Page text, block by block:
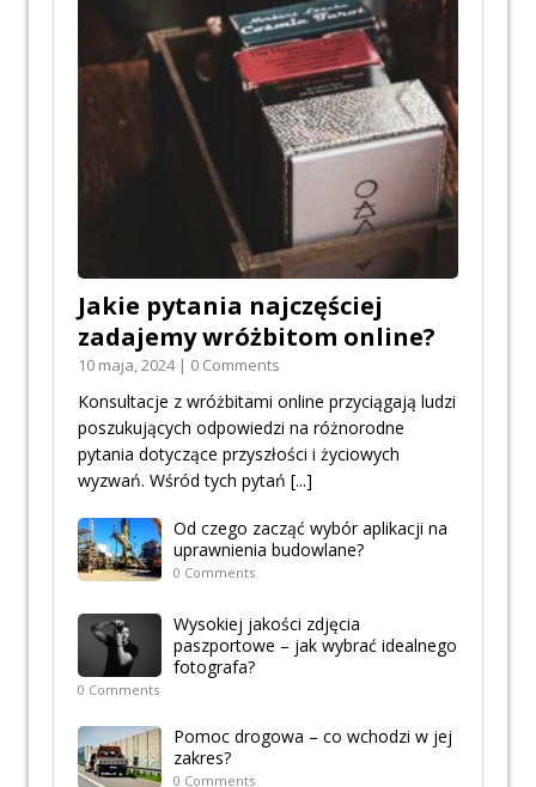
Jakie pytania najczęściej
zadajemy wróżbitom online?
10 maja, 2024 | 0 Comments
Konsultacje z wróżbitami online przyciągają ludzi
poszukujących odpowiedzi na różnorodne
pytania dotyczące przyszłości i życiowych
wyzwań. Wśród tych pytań [...]
Od czego zacząć wybór aplikacji na
uprawnienia budowlane?
0 Comments
Wysokiej jakości zdjęcia
paszportowe – jak wybrać idealnego
fotografa?
0 Comments
Pomoc drogowa – co wchodzi w jej
zakres?
0 Comments